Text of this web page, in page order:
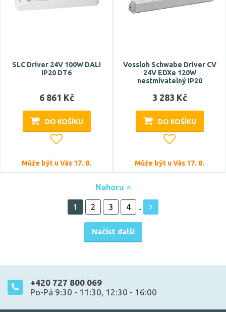
SLC Driver 24V 100W DALI
IP20 DT6
6 861 Kč
DO KOŠÍKU
Může být u Vás 17. 8.
Vossloh Schwabe Driver CV
24V EDXe 120W
nestmívatelný IP20
3 283 Kč
DO KOŠÍKU
Může být u Vás 17. 8.
Nahoru
Načíst další
1 2 3 4 ..
+420 727 800 069
Po-Pá 9:30 - 11:30, 12:30 - 16:00